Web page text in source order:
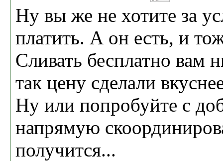
Ну вы же не хотите за
платить. А он есть, и
Сливать бесплатно вам
так цену сделали
Ну или попробуйте с
напрямую
получится...